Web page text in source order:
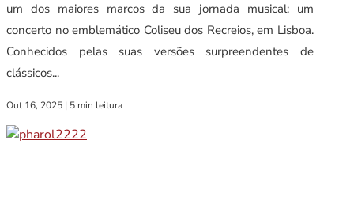
um dos maiores marcos da sua jornada musical: um
concerto no emblemático Coliseu dos Recreios, em Lisboa.
Conhecidos pelas suas versões surpreendentes de
clássicos...
Out 16, 2025 | 5 min leitura